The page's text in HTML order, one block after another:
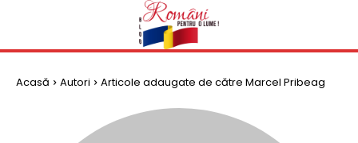
Acasă Autori Articole adaugate de către Marcel Pribeag